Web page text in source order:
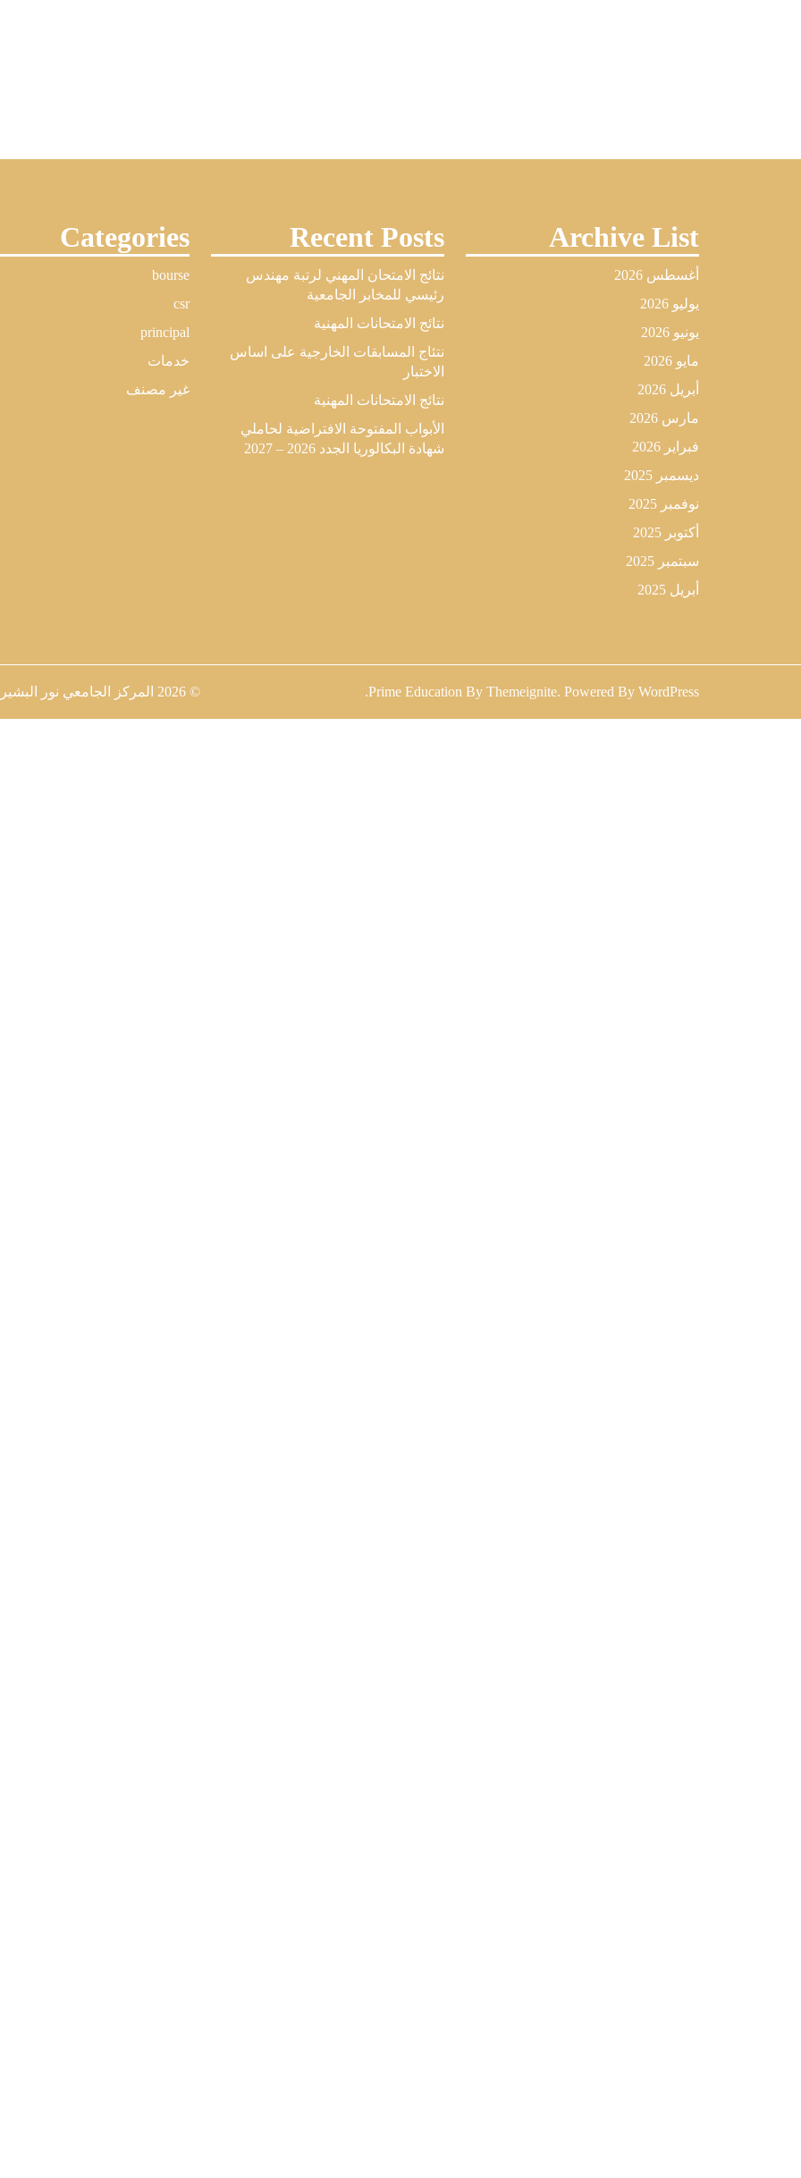
Archive List
أغسطس 2026
يوليو 2026
يونيو 2026
مايو 2026
أبريل 2026
مارس 2026
فبراير 2026
ديسمبر 2025
نوفمبر 2025
أكتوبر 2025
سبتمبر 2025
أبريل 2025
Recent Posts
نتائج الامتحان المهني لرتبة مهندس
رئيسي للمخابر الجامعية
نتائج الامتحانات المهنية
نتئاج المسابقات الخارجية على اساس
الاختبار
نتائج الامتحانات المهنية
الأبواب المفتوحة الافتراضية لحاملي
شهادة البكالوريا الجدد 2026 – 2027
Categories
bourse
csr
principal
خدمات
غير مصنف
© 2026 المركز الجامعي نور Prime Education By Themeignite. Powered By WordPress
.